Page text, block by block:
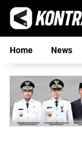
Langsung
konten
Home
News